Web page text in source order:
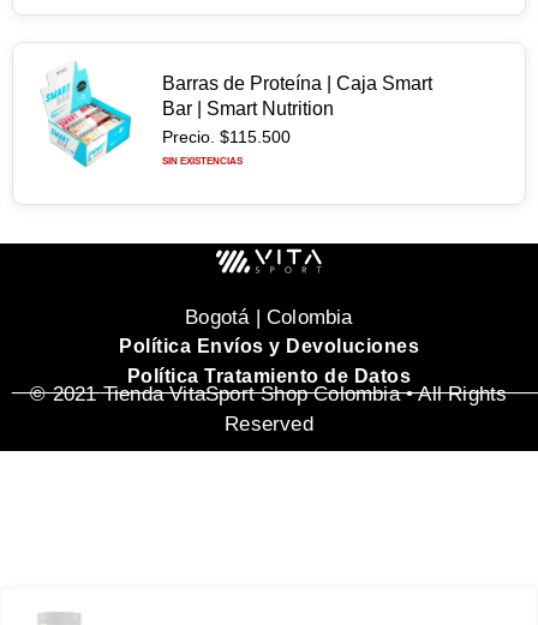
0
Barras de Proteína | Caja Smart
Bar | Smart Nutrition
Precio. $115.500
SIN EXISTENCIAS
0
Bogotá | Colombia
Política Envíos y Devoluciones
Política Tratamiento de Datos
© 2021 Tienda VitaSport Shop Colombia • All Rights
Reserved